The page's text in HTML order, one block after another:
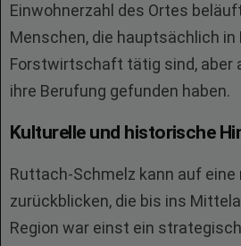
Einwohnerzahl des Ortes
Menschen, die hauptsächlich in
Forstwirtschaft tätig sind, aber
ihre Berufung gefunden haben.
Kulturelle und historische
Ruttach-Schmelz kann auf
zurückblicken, die bis ins
Region war einst ein